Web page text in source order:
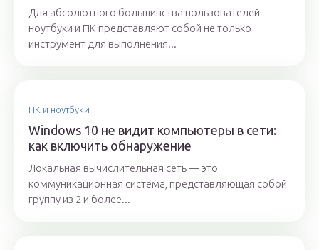
Для абсолютного большинства пользователей
ноутбуки и ПК представляют собой не только
инструмент для выполнения...
ПК и ноутбуки
Windows 10 не видит компьютеры в сети:
как включить обнаружение
Локальная вычислительная сеть — это
коммуникационная система, представляющая собой
группу из 2 и более...